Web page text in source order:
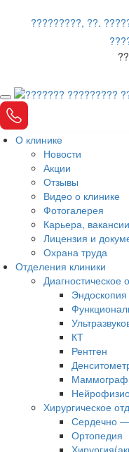
?????????, ??.
О клинике
Новости
Акции
Отзывы
Видео о клинике
Фотогалерея
Карьера, вакансии
Лицензия и
Охрана труда
Отделения клиники
Диагностическое
Эндоскопия
КТ
Рентген
Хирургическое
Сердечно —
Ортопедия